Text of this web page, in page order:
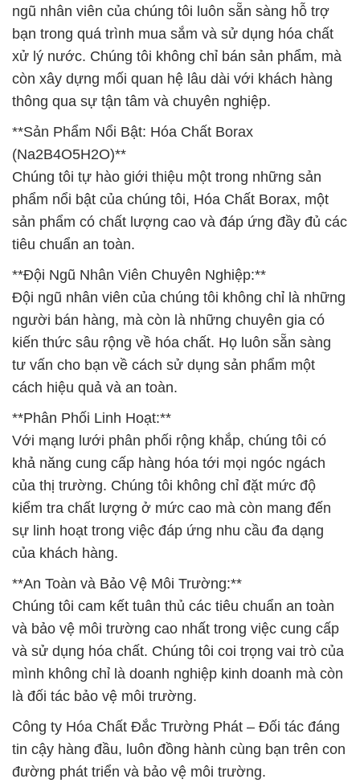
ngũ nhân viên của chúng tôi luôn sẵn sàng hỗ trợ
bạn trong quá trình mua sắm và sử dụng hóa chất
xử lý nước. Chúng tôi không chỉ bán sản phẩm, mà
còn xây dựng mối quan hệ lâu dài với khách hàng
thông qua sự tận tâm và chuyên nghiệp.
**Sản Phẩm Nổi Bật: Hóa Chất Borax
(Na2B4O5H2O)**
Chúng tôi tự hào giới thiệu một trong những sản
phẩm nổi bật của chúng tôi, Hóa Chất Borax, một
sản phẩm có chất lượng cao và đáp ứng đầy đủ các
tiêu chuẩn an toàn.
**Đội Ngũ Nhân Viên Chuyên Nghiệp:**
Đội ngũ nhân viên của chúng tôi không chỉ là những
người bán hàng, mà còn là những chuyên gia có
kiến thức sâu rộng về hóa chất. Họ luôn sẵn sàng
tư vấn cho bạn về cách sử dụng sản phẩm một
cách hiệu quả và an toàn.
**Phân Phối Linh Hoạt:**
Với mạng lưới phân phối rộng khắp, chúng tôi có
khả năng cung cấp hàng hóa tới mọi ngóc ngách
của thị trường. Chúng tôi không chỉ đặt mức độ
kiểm tra chất lượng ở mức cao mà còn mang đến
sự linh hoạt trong việc đáp ứng nhu cầu đa dạng
của khách hàng.
**An Toàn và Bảo Vệ Môi Trường:**
Chúng tôi cam kết tuân thủ các tiêu chuẩn an toàn
và bảo vệ môi trường cao nhất trong việc cung cấp
và sử dụng hóa chất. Chúng tôi coi trọng vai trò của
mình không chỉ là doanh nghiệp kinh doanh mà còn
là đối tác bảo vệ môi trường.
Công ty Hóa Chất Đắc Trường Phát – Đối tác đáng
tin cậy hàng đầu, luôn đồng hành cùng bạn trên con
đường phát triển và bảo vệ môi trường.